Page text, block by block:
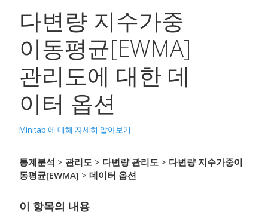
다변량 지수가중
이동평균[EWMA]
관리도에 대한 데
이터 옵션
Minitab 에 대해 자세히 알아보기
통계분석 > 관리도 > 다변량 관리도 > 다변량 지수가중이
동평균[EWMA] > 데이터 옵션
이 항목의 내용